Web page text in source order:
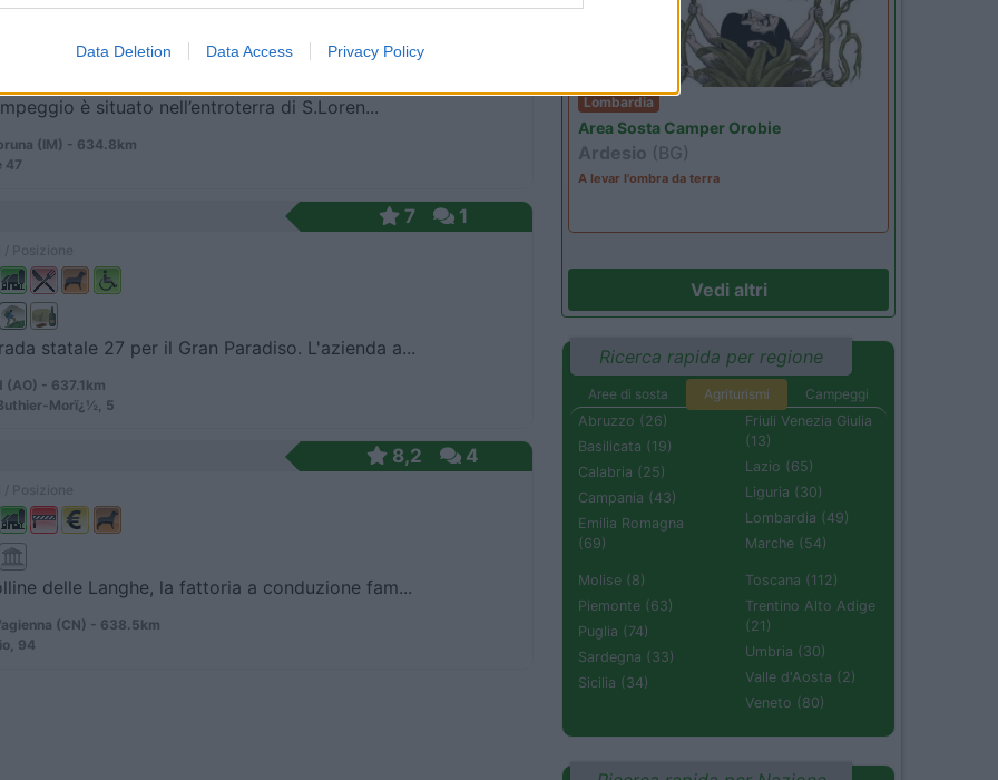
Data Deletion Data Access Privacy Policy
Posizione
è situato nell’entroterra di S.Loren...
(IM) - 634.8km
47
7 1
statale 27 per il Gran Paradiso. L'azienda a...
(AO) - 637.1km
Morï¿½, 5
8,2 4
delle Langhe, la fattoria a conduzione fam...
(CN) - 638.5km
94
Lombardia
Area Sosta Camper Orobie
Ardesio (BG)
A levar l'ombra da terra
Vedi altri
Ricerca rapida per regione
Aree di sosta Agriturismi
Campeggi
Abruzzo (26)
Basilicata (19)
Calabria (25)
Campania (43)
Emilia Romagna
(69)
Friuli Venezia Giulia
(13)
Lazio (65)
Liguria (30)
Lombardia (49)
Marche (54)
Molise (8)
Piemonte (63)
Puglia (74)
Sardegna (33)
Sicilia (34)
Toscana (112)
Trentino Alto Adige
(21)
Umbria (30)
Valle d'Aosta (2)
Veneto (80)